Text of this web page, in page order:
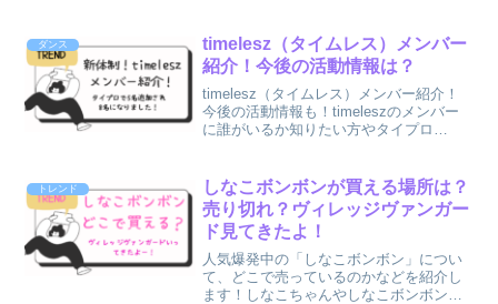
ダンス
timelesz（タイムレス）メンバー
紹介！今後の活動情報は？
timelesz（タイムレス）メンバー紹介！
今後の活動情報も！timeleszのメンバー
に誰がいるか知りたい方やタイプロ
トレンド
しなこボンボンが買える場所は？
売り切れ？ヴィレッジヴァンガー
ド見てきたよ！
人気爆発中の「しなこボンボン」につい
て、どこで売っているのかなどを紹介し
ます！しなこちゃんやしなこボンボンが